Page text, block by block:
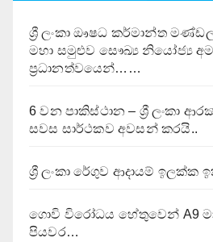
ශ්‍රී ලංකා ඖෂධ කර්මාන්ත
මහා සමුළුව සෞඛ්‍ය නියෝජ්‍ය
ප්‍රධානත්වයෙන්……
6 වන පාකිස්ථාන – ශ්‍රී ලංකා
සවස සාර්ථකව අවසන් කරයි..
ශ්‍රී ලංකා රේගුව ආදායම් ඉලක්ක
ගොවි විරෝධය හේතුවෙන් A9
පියවර…